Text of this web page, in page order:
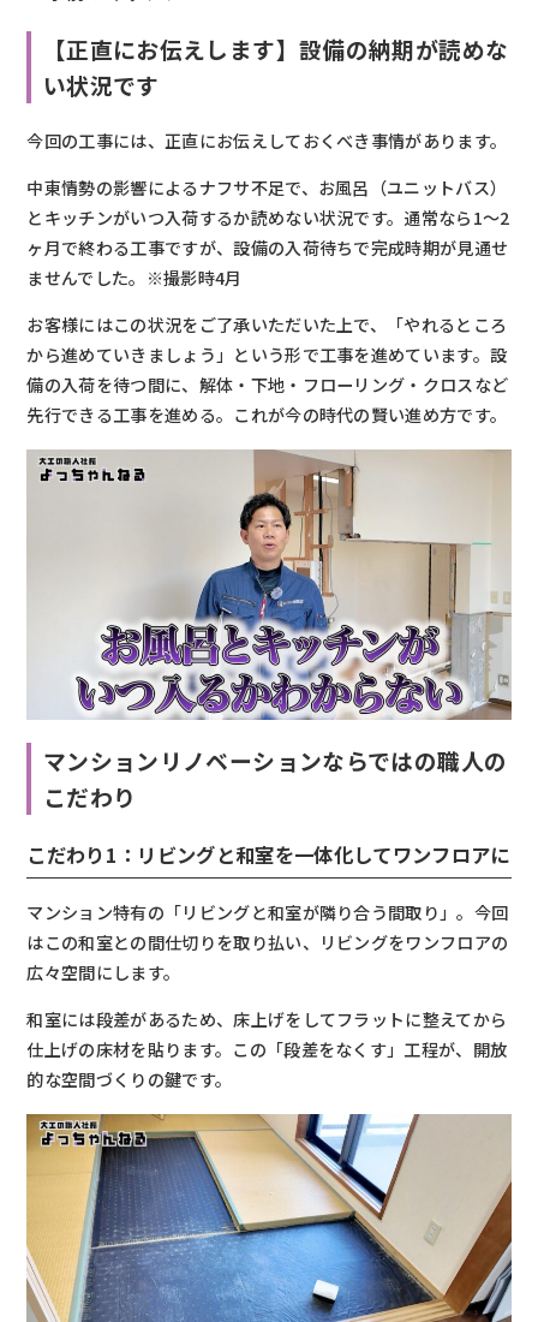
【正直にお伝えします】設備の納期が読めな
い状況です
今回の工事には、正直にお伝えしておくべき事情があります。
中東情勢の影響によるナフサ不足で、お風呂（ユニットバス）
とキッチンがいつ入荷するか読めない状況です。通常なら1〜2
ヶ月で終わる工事ですが、設備の入荷待ちで完成時期が見通せ
ませんでした。※撮影時4月
お客様にはこの状況をご了承いただいた上で、「やれるところ
から進めていきましょう」という形で工事を進めています。設
備の入荷を待つ間に、解体・下地・フローリング・クロスなど
先行できる工事を進める。これが今の時代の賢い進め方です。
マンションリノベーションならではの職人の
こだわり
こだわり1：リビングと和室を一体化してワンフロアに
マンション特有の「リビングと和室が隣り合う間取り」。今回
はこの和室との間仕切りを取り払い、リビングをワンフロアの
広々空間にします。
和室には段差があるため、床上げをしてフラットに整えてから
仕上げの床材を貼ります。この「段差をなくす」工程が、開放
的な空間づくりの鍵です。